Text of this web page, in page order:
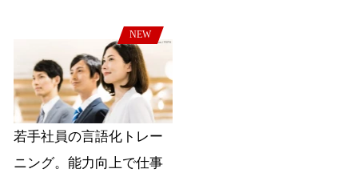
NEW
若手社員の言語化トレー
ニング。能力向上で仕事